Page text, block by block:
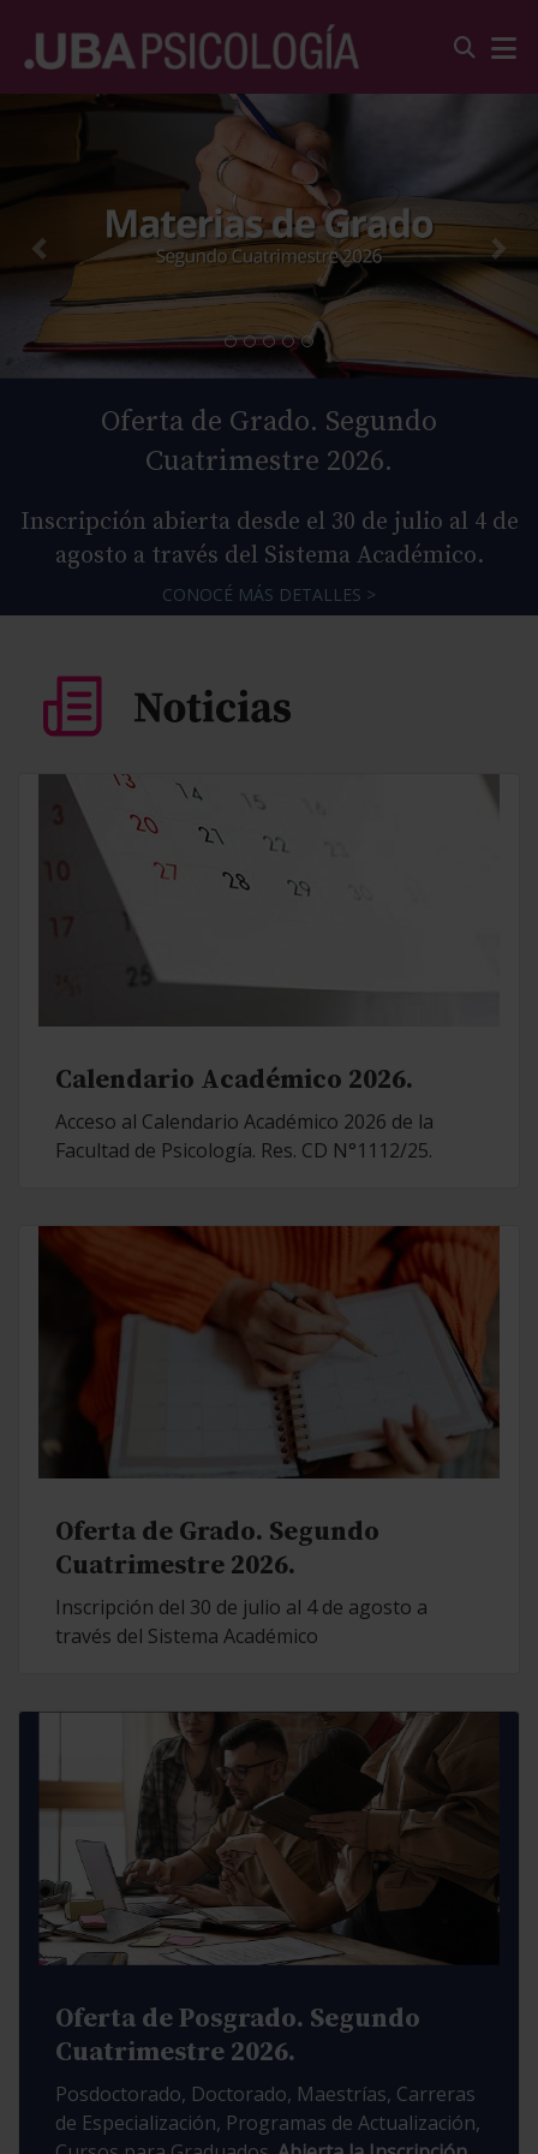
Oferta de Grado. Segundo
Cuatrimestre 2026.
Inscripción abierta desde el 30 de julio al 4 de
agosto a través del Sistema Académico.
CONOCÉ MÁS DETALLES >
Calendario Académico 2026.
Acceso al Calendario Académico 2026 de la
Facultad de Psicología. Res. CD N°1112/25.
Oferta de Grado. Segundo
Cuatrimestre 2026.
Inscripción del 30 de julio al 4 de agosto a
través del Sistema Académico
Oferta de Posgrado. Segundo
Cuatrimestre 2026.
Posdoctorado, Doctorado, Maestrías, Carreras
de Especialización, Programas de Actualización,